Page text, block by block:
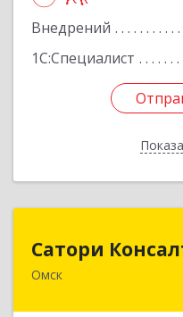
Внедрений
1С:Специалист
Сатори
Омск644070, Омская